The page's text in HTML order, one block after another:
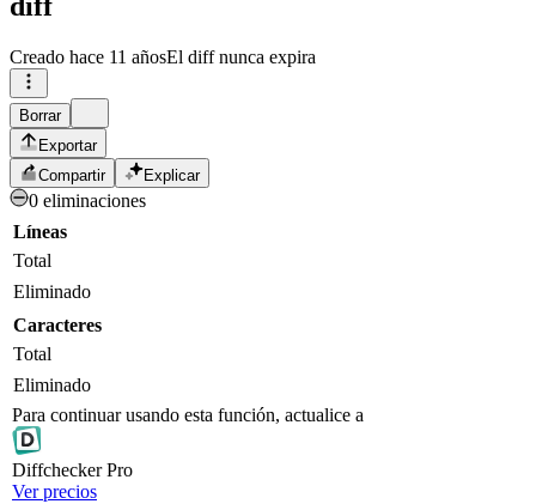
diff
Creado hace 11 añosEl diff nunca expira
Borrar
Exportar
Compartir
Explicar
0 eliminaciones
Líneas
Total
Eliminado
Caracteres
Total
Eliminado
Para continuar usando esta función, actualice a
DiffcheckerPro
Ver precios